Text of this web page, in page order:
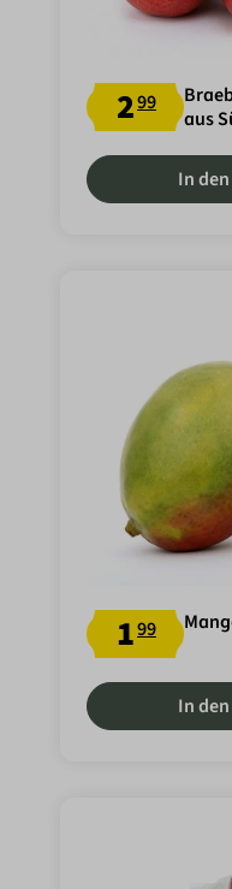
299
aus
In
199
In